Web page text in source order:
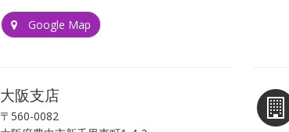
Google Map
大阪支店
〒560-0082